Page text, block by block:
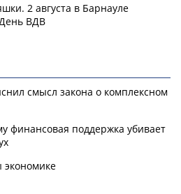
2 августа в Барнауле
ВДВ
смысл закона о комплексном
финансовая поддержка убивает
экономике